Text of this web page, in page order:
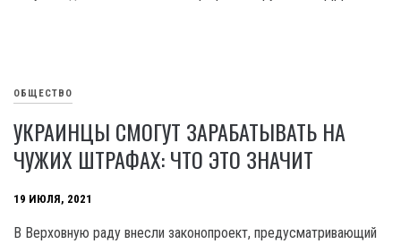
ОБЩЕСТВО
УКРАИНЦЫ СМОГУТ ЗАРАБАТЫВАТЬ НА
ЧУЖИХ ШТРАФАХ: ЧТО ЭТО ЗНАЧИТ
19 ИЮЛЯ, 2021
В Верховную раду внесли законопроект, предусматривающий